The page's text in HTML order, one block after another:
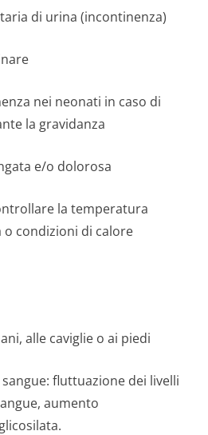
di urina (incontinenza)
nei neonati in caso di
la gravidanza
e/o dolorosa
la temperatura
condizioni di calore
alle caviglie o ai piedi
fluttuazione dei livelli
aumento